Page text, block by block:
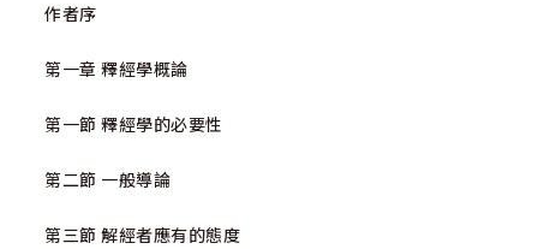
作者序
第一章 釋經學概論
第一節 釋經學的必要性
第二節 一般導論
第三節 解經者應有的態度